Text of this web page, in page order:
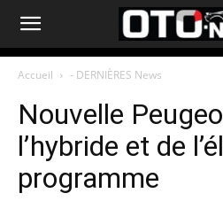
Accueil - DERNIÈRES News
Nouvelle
l’hybride et de
programme